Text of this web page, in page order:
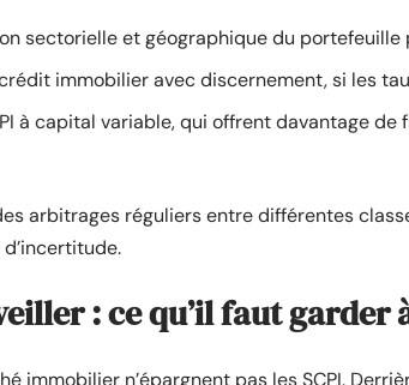
sectorielle et géographique du portefeuille
crédit immobilier avec discernement, si les
à capital variable, qui offrent davantage de
arbitrages réguliers entre différentes
: ce qu’il faut garder
immobilier n’épargnent pas les SCPI.